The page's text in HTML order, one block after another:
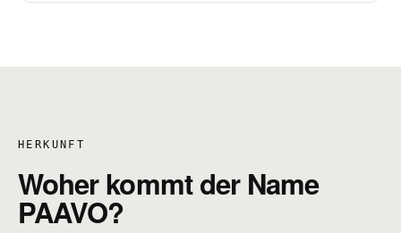
HERKUNFT
Woher kommt der Name
PAAVO?